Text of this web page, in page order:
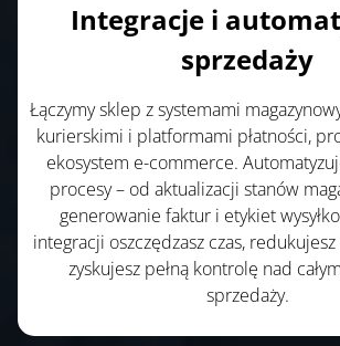
Integracje i
sprzedaży
Łączymy sklep z systemami
kurierskimi i platformami płatności,
ekosystem e-commerce.
procesy – od aktualizacji stanów
generowanie faktur i etykiet
integracji oszczędzasz czas,
zyskujesz pełną kontrolę nad
sprzedaży.